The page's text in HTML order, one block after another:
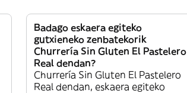
Badago eskaera egiteko
gutxieneko zenbatekorik
Churrería Sin Gluten El Pastelero
Real dendan?
Churrería Sin Gluten El Pastelero
Real dendan, eskaera egiteko